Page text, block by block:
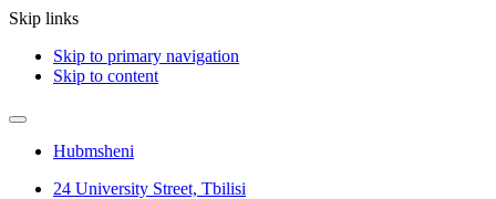
Skip links
Skip to primary navigation
Skip to content
Hubmsheni
24 University Street, Tbilisi